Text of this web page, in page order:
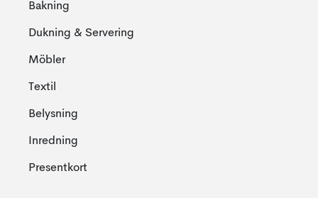
Bakning
Dukning & Servering
Möbler
Textil
Belysning
Inredning
Presentkort